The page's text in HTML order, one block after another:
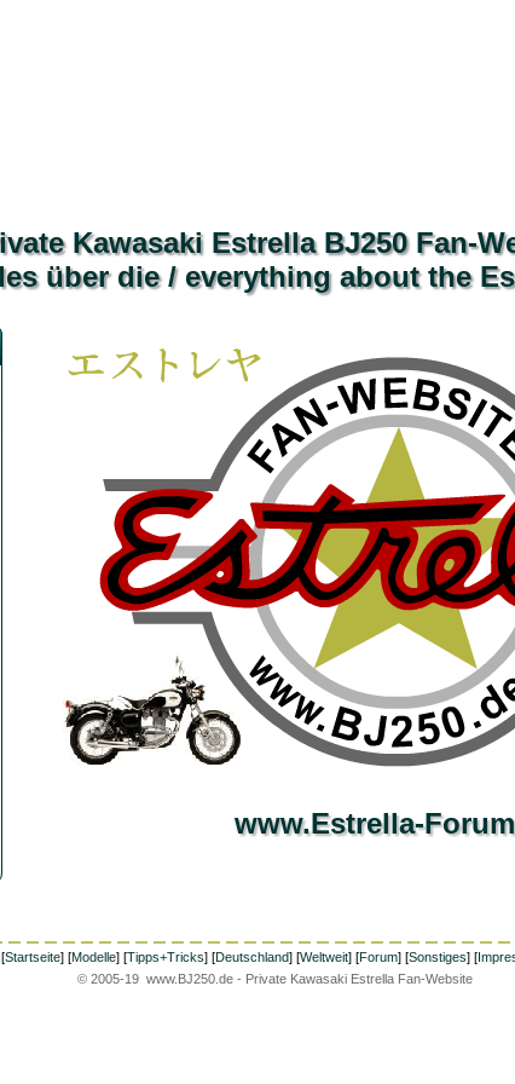
Kawasaki Estrella BJ250 Fan-
über die / everything about the
www.Estrella-
[Startseite] [Modelle] [Tipps+Tricks] [Deutschland] [Weltweit] [Forum] [Sonstiges] [
© 2005-19 www.BJ250.de - Private Kawasaki Estrella Fan-Website